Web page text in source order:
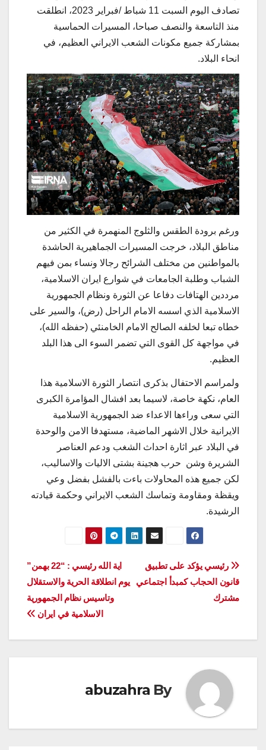
تصادف اليوم السبت 11 شباط /فبراير 2023، انطلقت
منذ التاسعة والنصف صباحا، المسيرات الحماسية
بمشاركة جميع مكونات الشعب الايراني العظيم، في
انحاء البلاد.
ورغم برودة الطقس والثلوج المنهمرة في الكثير من
مناطق البلاد، خرجت المسيرات الجماهيرية الحاشدة
بالمواطنين من مختلف الشرائح رجالا ونساء بمن فيهم
الشباب وطلبة الجامعات في شوارع ايران الاسلامية،
مرددين الهتافات دفاعا عن الثورة ونظام الجمهورية
الاسلامية الذي اسسه الامام الراحل (رض)، والسير على
خطاه تبعا لخلفه الصالح الامام الخامنئي (حفظه الله)،
في مواجهة كل القوى التي تضمر السوء الى هذا البلد
العظيم.
ولمراسم الاحتفال بذكرى انتصار الثورة الاسلامية هذا
العام، نكهة خاصة، لاسيما بعد افشال المؤامرة الكبرى
التي سعى وراءها الاعداء ضد الجمهورية الاسلامية
الايرانية خلال الاشهر الماضية، مستهدفا الامن والوحدة
في البلاد عبر اثارة احداث الشغب ودعم العناصر
الشريرة وشن حرب هجينة بشتى الاليات والاساليب،
لكن جميع هذه المحاولات باءت بالفشل بفضل وعي
ويقظة ومقاومة وتماسك الشعب الايراني وحكمة قيادته
الرشيدة.
تصفّح
المقالات
اية الله رئيسي : “22 بهمن”
يوم انطلاقة الحرية والاستقلال
وتاسيس نظام الجمهورية
الاسلامية في ايران
رئيسي يؤكد على تطبيق
قانون الحجاب كمبدأ اجتماعي
مشترك
By
abuzahra